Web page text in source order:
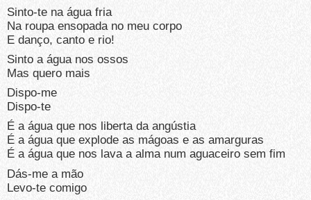
Sinto-te na água fria
Na roupa ensopada no meu corpo
E danço, canto e rio!
Sinto a água nos ossos
Mas quero mais
Dispo-me
Dispo-te
É a água que nos liberta da angústia
É a água que explode as mágoas e as amarguras
É a água que nos lava a alma num aguaceiro sem fim
Dás-me a mão
Levo-te comigo